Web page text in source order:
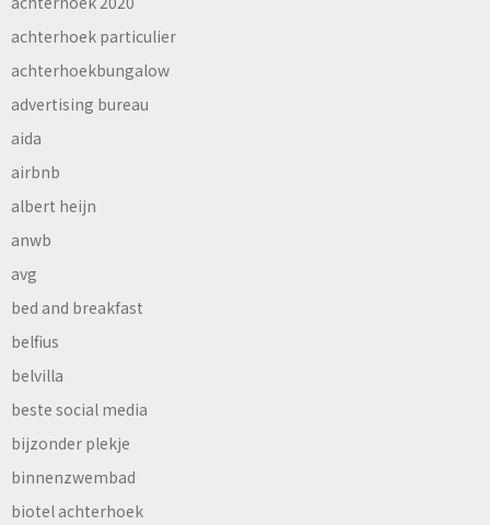
achterhoek particulier
achterhoekbungalow
advertising bureau
aida
airbnb
albert heijn
anwb
avg
bed and breakfast
belfius
belvilla
beste social media
bijzonder plekje
binnenzwembad
biotel achterhoek